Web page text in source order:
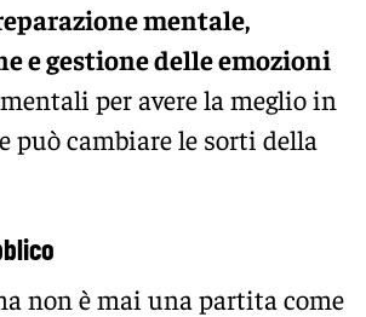
mentale,
e gestione delle emozioni
per avere la meglio in
può cambiare le sorti della
non è mai una partita come